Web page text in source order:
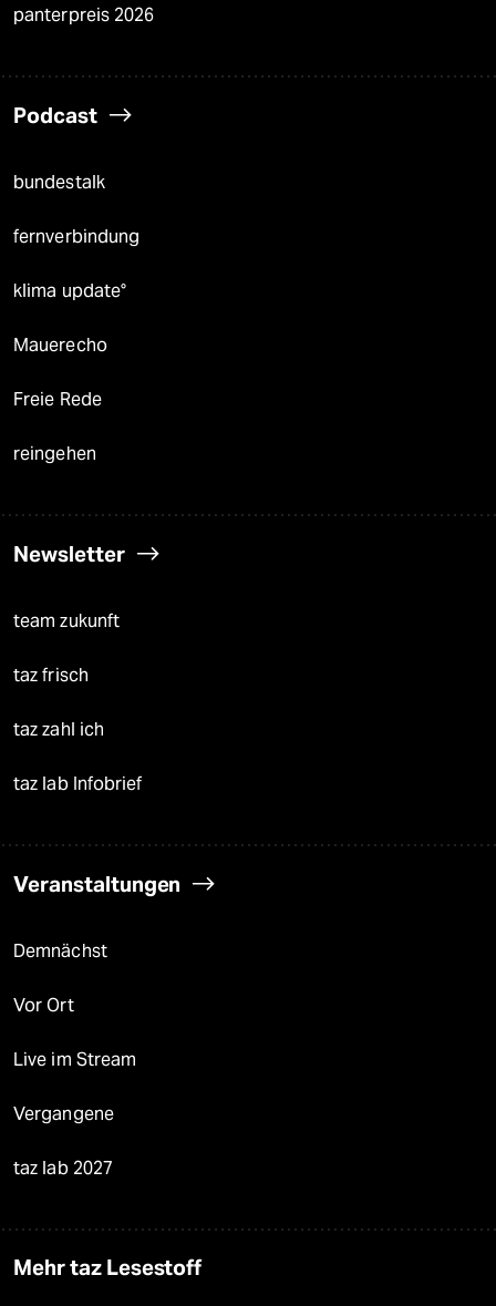
panterpreis 2026
Podcast
bundestalk
fernverbindung
klima update°
Mauerecho
Freie Rede
reingehen
Newsletter
team zukunft
taz frisch
taz zahl ich
taz lab Infobrief
Veranstaltungen
Demnächst
Vor Ort
Live im Stream
Vergangene
taz lab 2027
Mehr taz Lesestoff